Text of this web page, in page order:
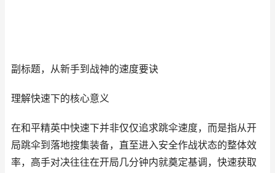
副标题，从新手到战神的速度要诀
理解快速下的核心意义
在和平精英中快速下并非仅仅追求跳伞速度，而是指从开
局跳伞到落地搜集装备，直至进入安全作战状态的整体效
率，高手对决往往在开局几分钟内就奠定基调，快速获取